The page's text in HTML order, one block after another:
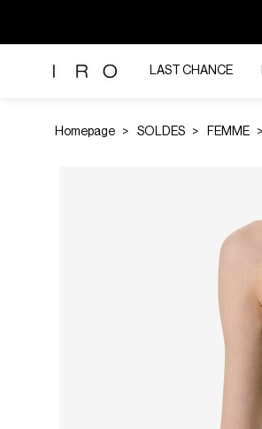
LAST CHANCE
Homepage SOLDES FEMME